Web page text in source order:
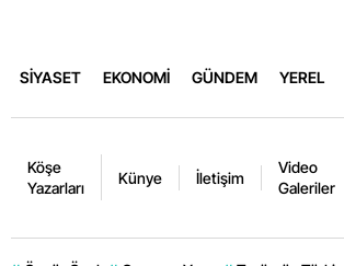
SİYASET EKONOMİ GÜNDEM YEREL
Köşe
Yazarları
Künye İletişim
Video
Galeriler